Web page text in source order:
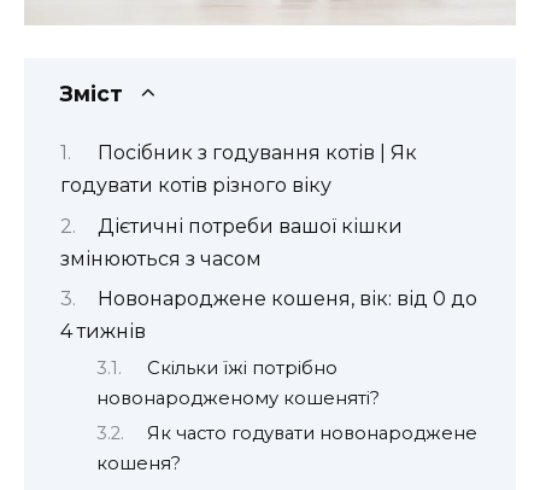
Зміст
Посібник з годування котів | Як
годувати котів різного віку
Дієтичні потреби вашої кішки
змінюються з часом
Новонароджене кошеня, вік: від 0 до
4 тижнів
Скільки їжі потрібно
новонародженому кошеняті?
Як часто годувати новонароджене
кошеня?